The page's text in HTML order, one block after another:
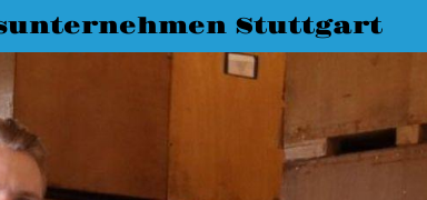
Stuttgart